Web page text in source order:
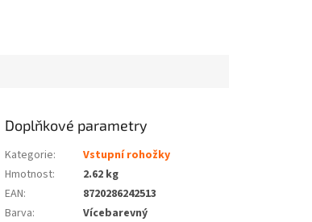
Doplňkové parametry
Kategorie:
Vstupní rohožky
Hmotnost:
2.62 kg
EAN:
8720286242513
Barva:
Vícebarevný